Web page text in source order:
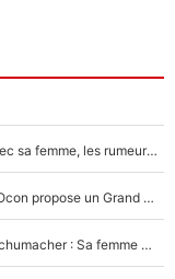
F1 : Charles Leclerc surpris par les paparazzis avec sa femme, les rumeurs étaient vraies !
Comme pour le final du Tour de France, Esteban Ocon propose un Grand Prix de Formule 1 à Paris : «Autour de l’Arc de Triomphe, ce serait génial» !
Nouvelle rumeur autour de la santé de Michael Schumacher : Sa femme Corinna sort du silence